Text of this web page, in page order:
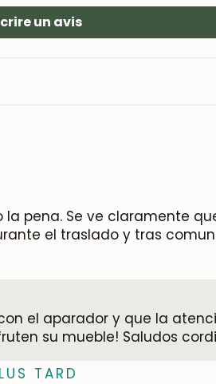
un avis
pena. Se ve claramente
el traslado y tras
el aparador y que la
su mueble! Saludos
TARD